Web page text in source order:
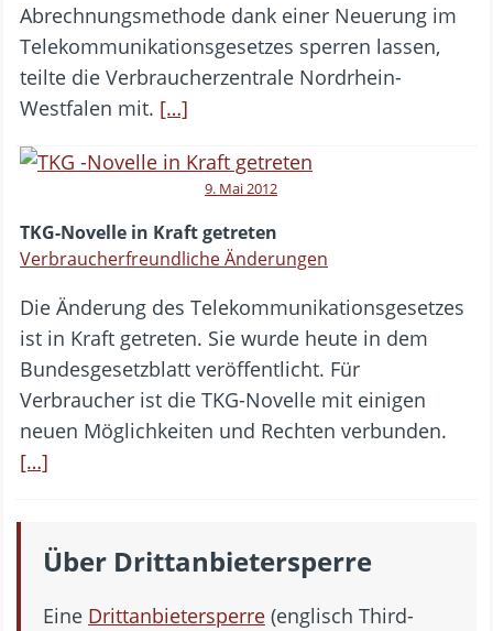
Abrechnungsmethode dank einer Neuerung im
Telekommunikationsgesetzes sperren lassen,
teilte die Verbraucherzentrale Nordrhein-
Westfalen mit. […]
9. Mai 2012
TKG-Novelle in Kraft getreten
Verbraucherfreundliche Änderungen
Die Änderung des Telekommunikationsgesetzes
ist in Kraft getreten. Sie wurde heute in dem
Bundesgesetzblatt veröffentlicht. Für
Verbraucher ist die TKG-Novelle mit einigen
neuen Möglichkeiten und Rechten verbunden.
[…]
Über Drittanbietersperre
Eine Drittanbietersperre (englisch Third-